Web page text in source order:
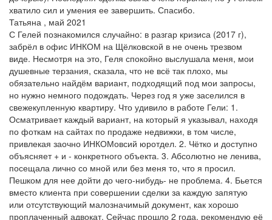
хватило сил и умения ее завершить. Спасибо.
Татьяна , май 2021
С Гелей познакомился случайно: в разгар кризиса (2017 г),
забрёл в офис ИНКОМ на Щёлковской в не очень трезвом
виде. Несмотря на это, Геля спокойно выслушала меня, мои
душевные терзания, сказала, что не всё так плохо, мы
обязательно найдём вариант, подходящий под мои запросы,
но нужно немного подождать. Через год я уже заселился в
свежекупленную квартиру. Что удивило в работе Гели: 1.
Осматривает каждый вариант, на который я указывал, находя
по фоткам на сайтах по продаже недвижки, в том числе,
привлекая заочно ИНКОМовсий юротдел. 2. Чётко и доступно
объясняет + и - конкретного объекта. 3. Абсолютно не ленива,
посещала лично со мной или без меня то, что я просил.
Пешком для нее дойти до чего-нибудь- не проблема. 4. Бьется
вместо клиента при совершении сделки за каждую запятую
или отсутствующий малозначимый документ, как хорошо
проплаченный адвокат. Сейчас прошло 2 года, рекомендую её